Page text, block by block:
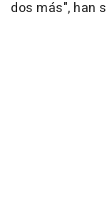
dos más", han